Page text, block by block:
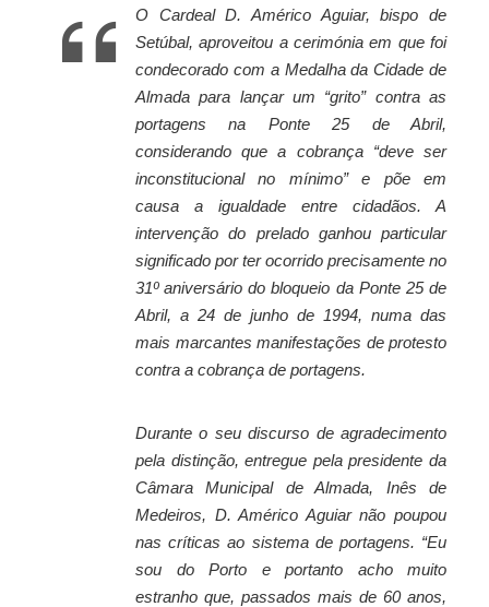
O Cardeal D. Américo Aguiar, bispo de
Setúbal, aproveitou a cerimónia em que foi
condecorado com a Medalha da Cidade de
Almada para lançar um “grito” contra as
portagens na Ponte 25 de Abril,
considerando que a cobrança “deve ser
inconstitucional no mínimo” e põe em
causa a igualdade entre cidadãos. A
intervenção do prelado ganhou particular
significado por ter ocorrido precisamente no
31º aniversário do bloqueio da Ponte 25 de
Abril, a 24 de junho de 1994, numa das
mais marcantes manifestações de protesto
contra a cobrança de portagens.
Durante o seu discurso de agradecimento
pela distinção, entregue pela presidente da
Câmara Municipal de Almada, Inês de
Medeiros, D. Américo Aguiar não poupou
nas críticas ao sistema de portagens. “Eu
sou do Porto e portanto acho muito
estranho que, passados mais de 60 anos,